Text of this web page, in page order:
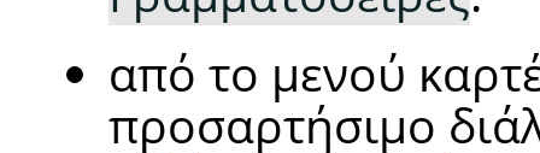
από το μενού
προσαρτήσιμο